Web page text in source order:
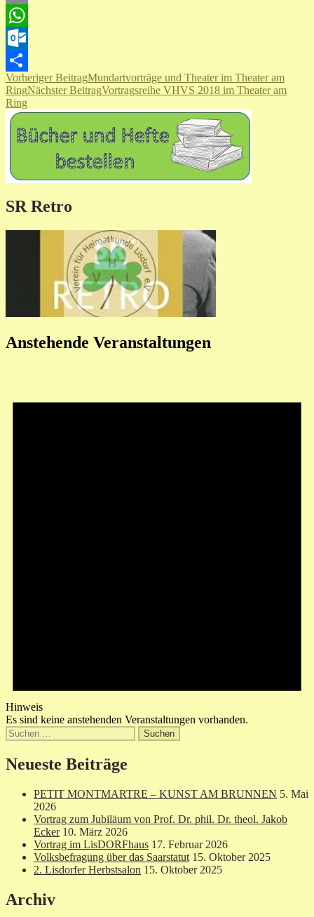
Email
WhatsApp
Outlook.com
Teilen
Beitragsnavigation
Vorheriger BeitragMundartvorträge und Theater im Theater am
RingNächster BeitragVortragsreihe VHVS 2018 im Theater am
Ring
SR Retro
Anstehende Veranstaltungen
Hinweis
Es sind keine anstehenden Veranstaltungen vorhanden.
Suchen
nach:
Neueste Beiträge
PETIT MONTMARTRE – KUNST AM BRUNNEN 5. Mai
2026
Vortrag zum Jubiläum von Prof. Dr. phil. Dr. theol. Jakob
Ecker 10. März 2026
Vortrag im LisDORFhaus 17. Februar 2026
Volksbefragung über das Saarstatut 15. Oktober 2025
2. Lisdorfer Herbstsalon 15. Oktober 2025
Archiv